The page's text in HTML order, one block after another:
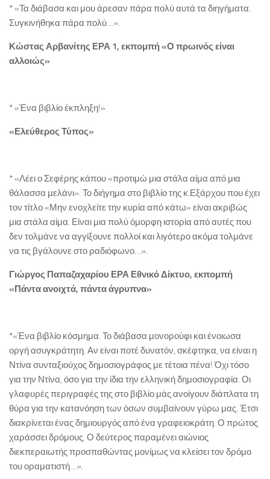
* «Τα διάβασα και μου άρεσαν πάρα πολύ αυτά τα διηγήματα.
Συγκινήθηκα πάρα πολύ…».
Κώστας Αρβανίτης ΕΡΑ 1, εκπομπή «Ο πρωινός είναι
αλλοιώς»
* «Ένα βιβλίο έκπληξη!»
«Ελεύθερος Τύπος»
* «Λέει ο Σεφέρης κάπου «προτιμώ μια στάλα αίμα από μια
θάλασσα μελάνι». Το διήγημα στο βιβλίο της κ.Εξάρχου που έχει
τον τίτλο «Μην ενοχλείτε την κυρία από κάτω» είναι ακριβώς
μια στάλα αίμα. Είναι μια πολύ όμορφη ιστορία από αυτές που
δεν τολμάνε να αγγίξουνε πολλοί και λιγότερο ακόμα τολμάνε
να τις βγάλουνε στο ραδιόφωνο…».
Γιώργος Παπαζαχαρίου ΕΡΑ Εθνικό Δίκτυο, εκπομπή
«Πάντα ανοιχτά, πάντα άγρυπνα»
*«Ένα βιβλίο κόσμημα. Το διάβασα μονορούφι και ένοιωσα
οργή ασυγκράτητη. Αν είναι ποτέ δυνατόν, σκέφτηκα, να είναι η
Ντίνα συνταξιούχος δημοσιογράφος με τέτοια πένα! Όχι τόσο
για την Ντίνα, όσο για την ίδια την ελληνική δημοσιογραφία. Οι
γλαφυρές περιγραφές της στο βιβλίο μάς ανοίγουν διάπλατα τη
θύρα για την κατανόηση των όσων συμβαίνουν γύρω μας. Έτσι
διακρίνεται ένας δημιουργός από ένα γραφειοκράτη. Ο πρώτος
χαράσσει δρόμους. Ο δεύτερος παραμένει αιώνιος
διεκπεραιωτής προσπαθώντας μονίμως να κλείσει τον δρόμο
του οραματιστή…».